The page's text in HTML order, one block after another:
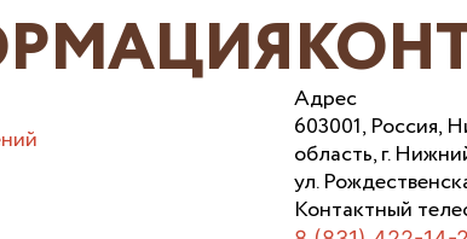
Адрес
603001, Россия,
область, г.
ул.
Контактный